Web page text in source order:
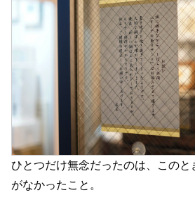
ひとつだけ無念だったのは、このと
がなかったこと。